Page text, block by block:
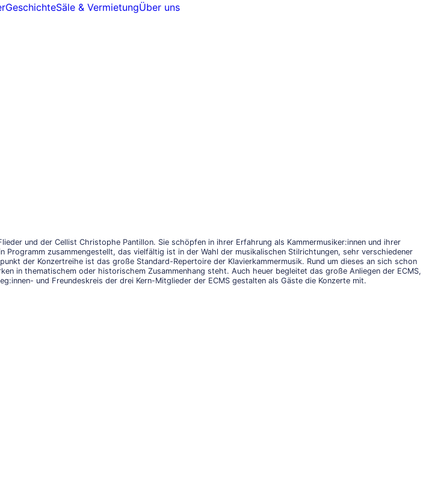
GeschichteSäle & VermietungÜber uns
und der Cellist Christophe Pantillon. Sie schöpfen in ihrer Erfahrung als Kammermusiker:innen und ihrer
Programm zusammengestellt, das vielfältig ist in der Wahl der musikalischen Stilrichtungen, sehr verschiedener
der Konzertreihe ist das große Standard-Repertoire der Klavierkammermusik. Rund um dieses an sich schon
in thematischem oder historischem Zusammenhang steht. Auch heuer begleitet das große Anliegen der ECMS,
und Freundeskreis der drei Kern-Mitglieder der ECMS gestalten als Gäste die Konzerte mit.